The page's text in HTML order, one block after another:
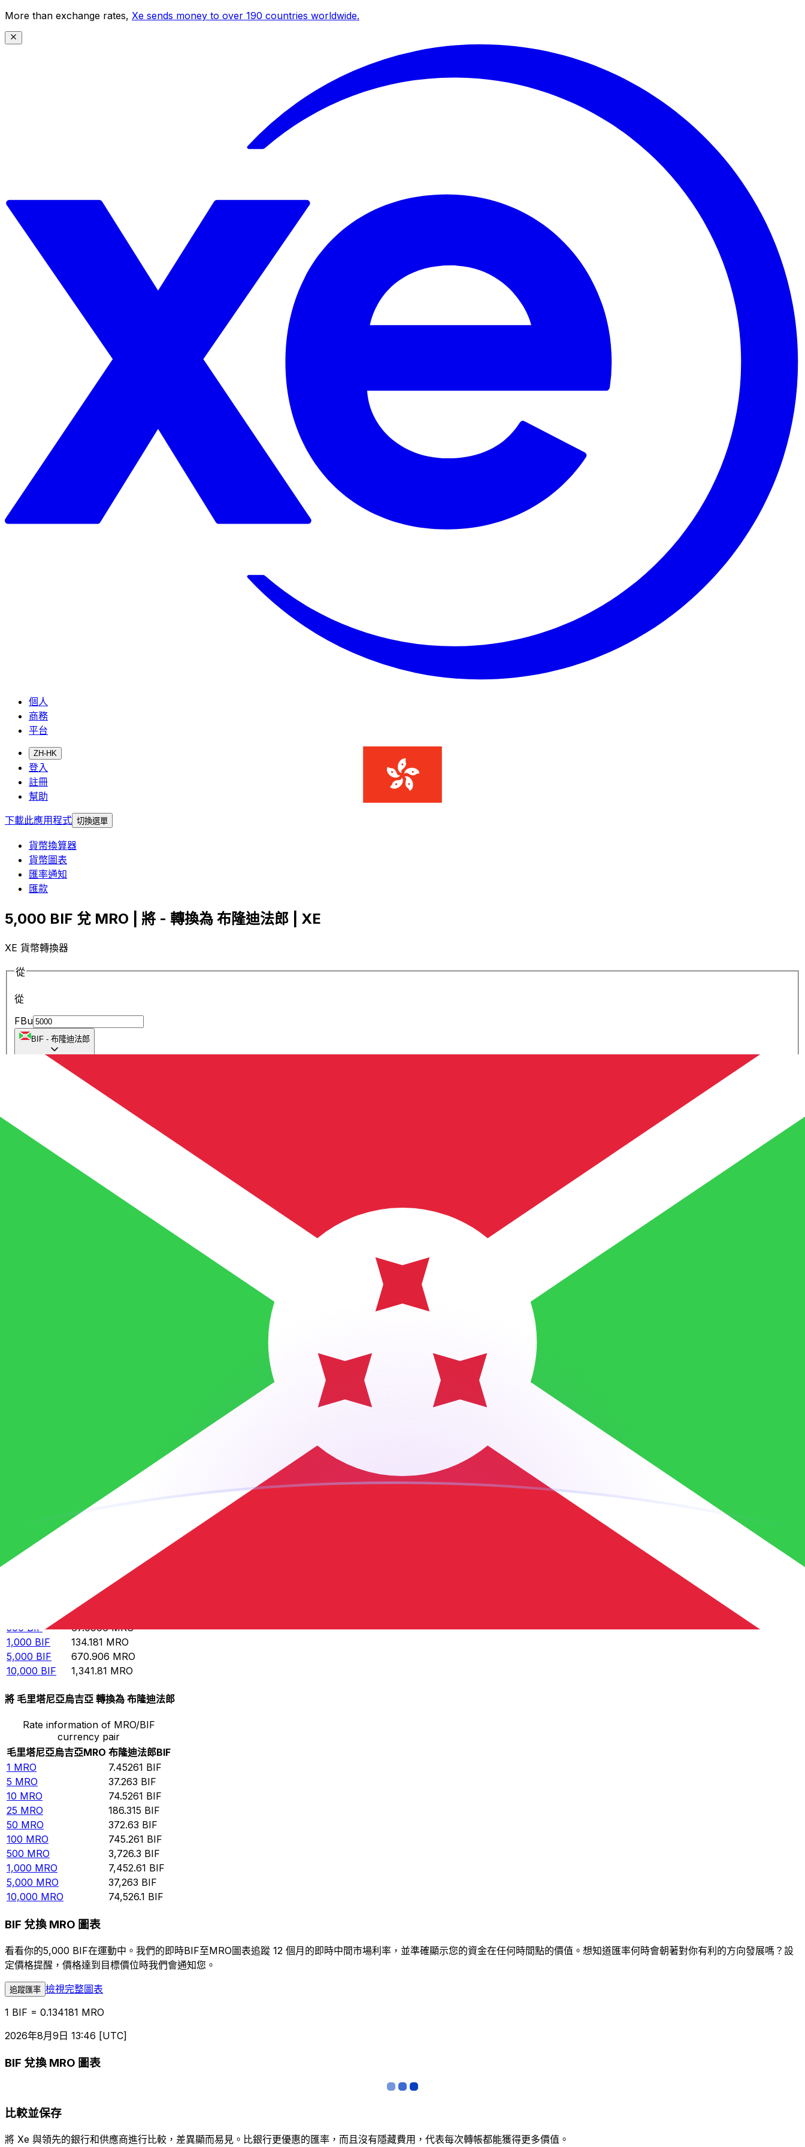
More than exchange rates, Xe sends money to over 190 countries worldwide.
個人
商務
平台
ZH-HK
登入
註冊
幫助
下載此應用程式 切換選單
貨幣換算器
貨幣圖表
匯率通知
匯款
5,000 BIF 兌 MRO | 將 - 轉換為 布隆迪法郎 | XE
XE 貨幣轉換器
從
從
FBu
BIF - 布隆迪法郎
UM
MRO
毛里塔尼亞烏吉亞
我們可以提供比競爭對手更優惠的匯率。
我們的轉換器會使用匯率中間價。這僅供參考。您匯款時不會獲得此匯率。
將 布隆迪法郎 轉換為 毛里塔尼亞烏吉亞
Rate information of BIF/MRO
currency pair
BIF
5 BIF
MRO
3.35453 MRO
6.70906
13.4181
500 BIF 67.0906 MRO
1,000 BIF 134.181 MRO
5,000 BIF 670.906 MRO
10,000 BIF 1,341.81 MRO
將 毛里塔尼亞烏吉亞 轉換為 布隆迪法郎
Rate information of MRO/BIF
currency pair
毛里塔尼亞烏吉亞MRO 布隆迪法郎BIF
1 MRO 7.45261 BIF
5 MRO 37.263 BIF
10 MRO 74.5261 BIF
25 MRO 186.315 BIF
50 MRO 372.63 BIF
100 MRO 745.261 BIF
500 MRO 3,726.3 BIF
1,000 MRO 7,452.61 BIF
5,000 MRO 37,263 BIF
10,000 MRO 74,526.1 BIF
BIF 兌換 MRO 圖表
看看你的5,000 BIF在運動中。我們的即時BIF至MRO圖表追蹤 12 個月的即時中間市場利率，並準確顯示您的資金在任何時間點的價值。想知道匯率何時會朝著對你有利的方向發展嗎？設
定價格提醒，價格達到目標價位時我們會通知您。
追蹤匯率 檢視完整圖表
1 BIF = 0.134181 MRO
2026年8月9日 13:46 [UTC]
BIF 兌換 MRO 圖表
比較並保存
將 Xe 與領先的銀行和供應商進行比較，差異顯而易見。比銀行更優惠的匯率，而且沒有隱藏費用，代表每次轉帳都能獲得更多價值。